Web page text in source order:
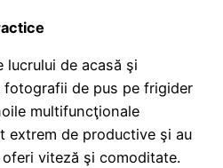
lucrului de acasă şi
de pus pe frigider
multifuncţionale
extrem de productive şi au
viteză şi comoditate.